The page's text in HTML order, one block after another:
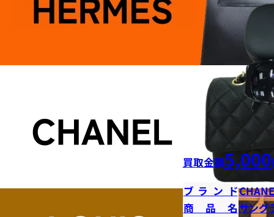
買取金額5,000
ブランド
商品名サング